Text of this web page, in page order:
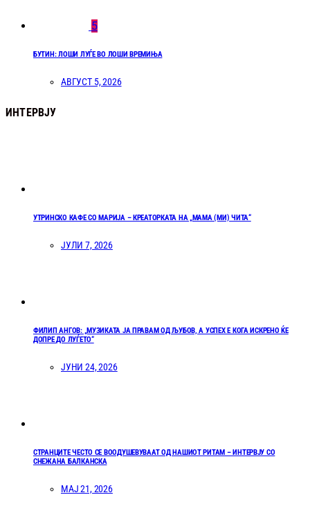
5
БУТИН: ЛОШИ ЛУЃЕ ВО ЛОШИ ВРЕМИЊА
АВГУСТ 5, 2026
ИНТЕРВЈУ
УТРИНСКО КАФЕ СО МАРИЈА – КРЕАТОРКАТА НА „МАМА (МИ) ЧИТА“
ЈУЛИ 7, 2026
ФИЛИП АНГОВ: „МУЗИКАТА ЈА ПРАВАМ ОД ЉУБОВ, А УСПЕХ Е КОГА ИСКРЕНО ЌЕ
ДОПРЕ ДО ЛУЃЕТО“
ЈУНИ 24, 2026
СТРАНЦИТЕ ЧЕСТО СЕ ВООДУШЕВУВААТ ОД НАШИОТ РИТАМ – ИНТЕРВЈУ СО
СНЕЖАНА БАЛКАНСКА
МАЈ 21, 2026